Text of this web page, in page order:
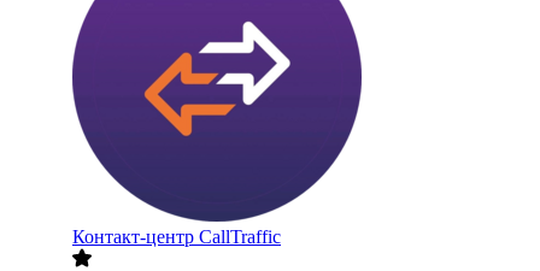
Контакт-центр CallTraffic